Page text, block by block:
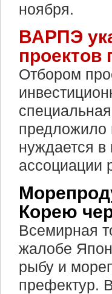
ноября.
ВАРПЭ
проектов
Отбором
предложило
нуждается в
ассоциации
Корею
Всемирная
жалобе
рыбу и
префектур.